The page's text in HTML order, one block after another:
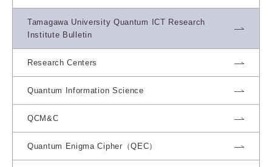
Tamagawa University Quantum ICT Research
Institute Bulletin
Research Centers
Quantum Information Science
QCM&C
Quantum Enigma Cipher（QEC）